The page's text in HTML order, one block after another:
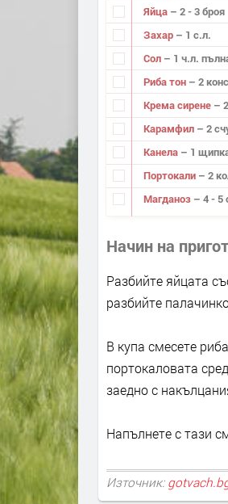
Яйца – 2 - 3 броя
Захар – 1 с.л.
Сол – 1 ч.л.
Риба тон – 2
Крема сирене –
Карамфил – 2
Канела – 1
Портокали – 2
Магданоз – 4 - 5
Начин на
Разбийте яйцата
разбийте
В купа смесете
портокаловата
заедно с
Напълнете с тази
Източник: